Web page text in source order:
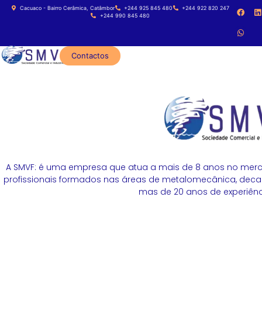
Cacuaco - Bairro Cerâmica, Catâmbor +244 925 845 480
+244 922 820 247
+244 990 845 480
Contactos
A SMVF: é uma empresa que atua a mais de 8 anos no
profissionais formados nas áreas de metalomecânica,
mas de 20 anos de